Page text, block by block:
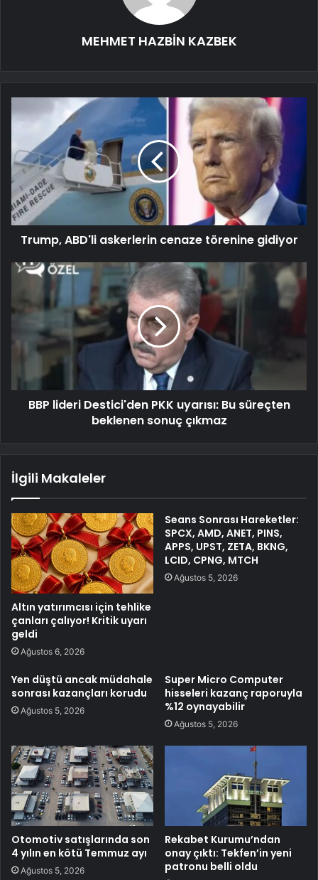
MEHMET HAZBİN KAZBEK
Trump, ABD'li askerlerin cenaze törenine gidiyor
BBP lideri Destici'den PKK uyarısı: Bu süreçten
beklenen sonuç çıkmaz
İlgili Makaleler
Altın yatırımcısı için tehlike
çanları çalıyor! Kritik uyarı
geldi
Ağustos 6, 2026
Seans Sonrası Hareketler:
SPCX, AMD, ANET, PINS,
APPS, UPST, ZETA, BKNG,
LCID, CPNG, MTCH
Ağustos 5, 2026
Yen düştü ancak müdahale
sonrası kazançları korudu
Ağustos 5, 2026
Super Micro Computer
hisseleri kazanç raporuyla
%12 oynayabilir
Ağustos 5, 2026
Otomotiv satışlarında son
4 yılın en kötü Temmuz ayı
Ağustos 5, 2026
Rekabet Kurumu’ndan
onay çıktı: Tekfen’in yeni
patronu belli oldu